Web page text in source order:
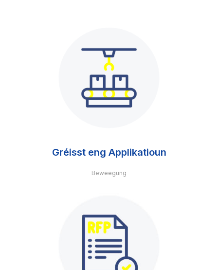
Gréisst eng Applikatioun
Beweegung